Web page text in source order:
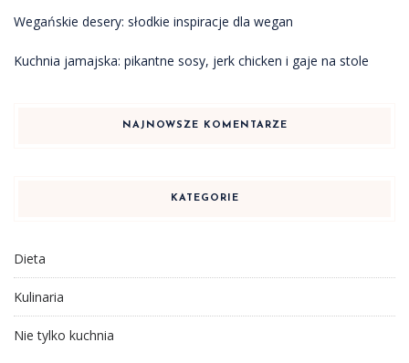
Wegańskie desery: słodkie inspiracje dla wegan
Kuchnia jamajska: pikantne sosy, jerk chicken i gaje na stole
NAJNOWSZE KOMENTARZE
KATEGORIE
Dieta
Kulinaria
Nie tylko kuchnia